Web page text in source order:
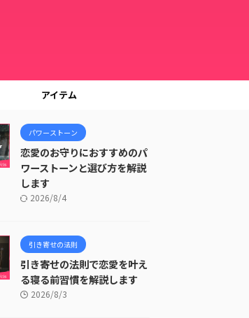
アイテム
パワーストーン
恋愛のお守りにおすすめのパ
ワーストーンと選び方を解説
します
2026/8/4
引き寄せの法則
引き寄せの法則で恋愛を叶え
る寝る前習慣を解説します
2026/8/3